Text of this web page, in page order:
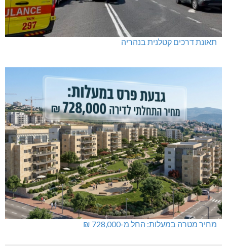
תאונת דרכים קטלנית בנהריה
מחיר מטרה במעלות: החל מ-728,000 ₪